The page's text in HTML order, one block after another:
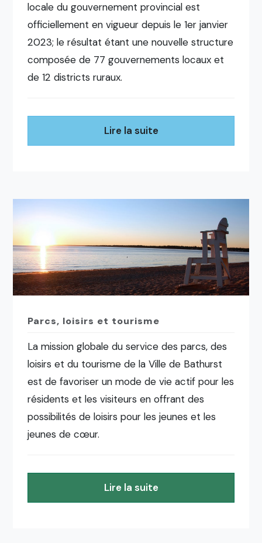
locale du gouvernement provincial est
officiellement en vigueur depuis le 1er janvier
2023; le résultat étant une nouvelle structure
composée de 77 gouvernements locaux et
de 12 districts ruraux.
Lire la suite
Parcs, loisirs et tourisme
La mission globale du service des parcs, des
loisirs et du tourisme de la Ville de Bathurst
est de favoriser un mode de vie actif pour les
résidents et les visiteurs en offrant des
possibilités de loisirs pour les jeunes et les
jeunes de cœur.
Lire la suite